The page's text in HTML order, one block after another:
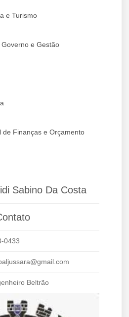
e Turismo
e Gestão
de Finanças e Orçamento
Sabino Da Costa
0433
Beltrão